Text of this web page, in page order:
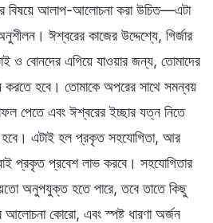
বিষয়ে আলাপ-আলোচনা করা উচিত—এটা
ঈশ্বরের কাজের উদ্দেশ্যে, গির্জার
ও বোনদের এগিয়ে যাওয়ার জন্য, তোমাদের
হবে। তোমাকে অপরের সাথে সমন্বয়
পেতে এবং ঈশ্বরের ইচ্ছার যত্ন নিতে
এটাই হল প্রকৃত সহযোগিতা, আর
প্রকৃত প্রবেশ লাভ করবে। সহযোগিতার
অনুপযুক্ত হতে পারে, তবে তাতে কিছু
কোরো, এবং স্পষ্ট ধারণা অর্জন